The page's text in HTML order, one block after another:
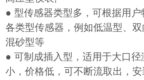
● 型传感器类型多，可根据用户
各类型传感器，例如低温型、双
混砂型等
● 可制成插入型，适用于大口
小，价格低，可不断流取出，